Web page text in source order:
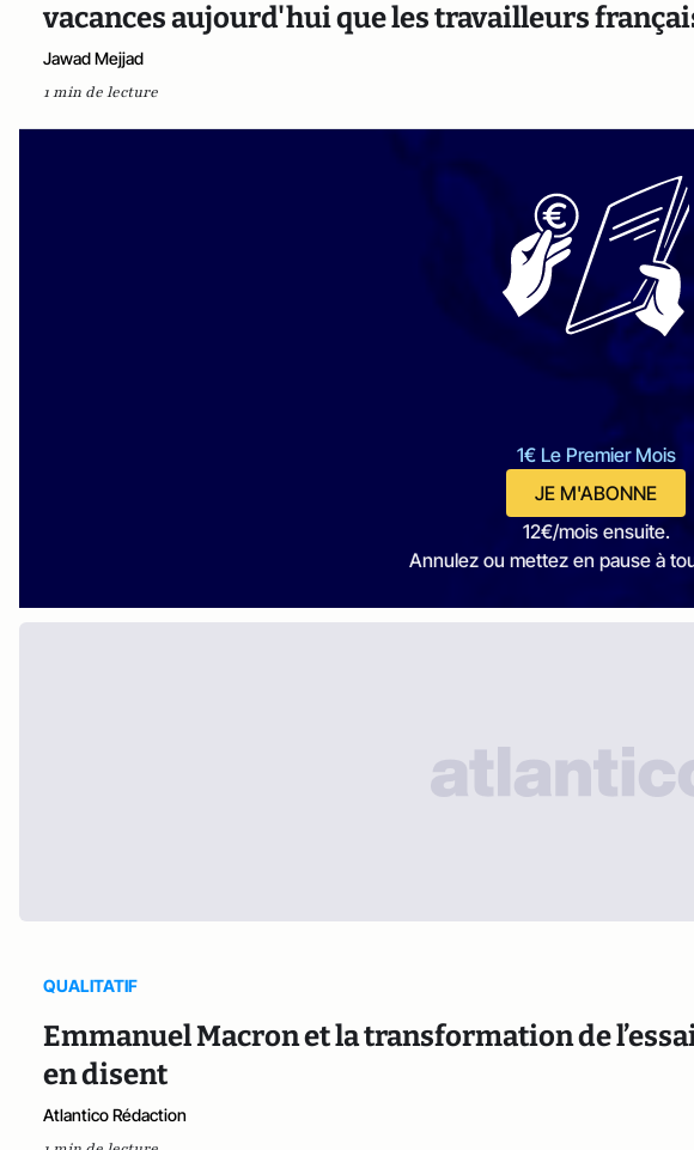
vacances aujourd'hui que les travailleurs
Jawad Mejjad
1 min de lecture
1€ Le Premier Mois
JE M'ABONNE
12€/mois ensuite.
Annulez ou mettez en pause à
QUALITATIF
Emmanuel Macron et la transformation de
en disent
Atlantico Rédaction